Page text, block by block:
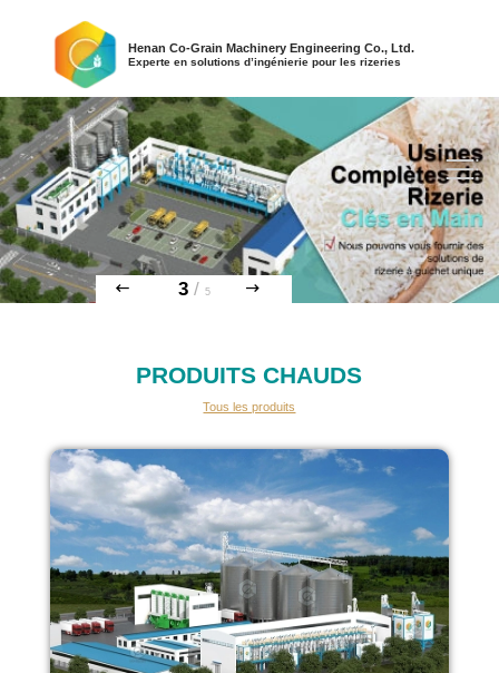
Henan Co-Grain Machinery Engineering Co., Ltd.
Experte en solutions d’ingénierie pour les rizeries
3/ 5
PRODUITS CHAUDS
Tous les produits